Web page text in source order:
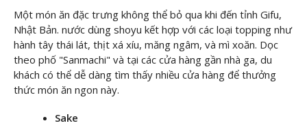
Một món ăn đặc trưng không thể bỏ qua khi đến tỉnh Gifu,
Nhật Bản. nước dùng shoyu kết hợp với các loại topping như
hành tây thái lát, thịt xá xíu, măng ngâm, và mì xoăn. Dọc
theo phố "Sanmachi" và tại các cửa hàng gần nhà ga, du
khách có thể dễ dàng tìm thấy nhiều cửa hàng để thưởng
thức món ăn ngon này.
Sake